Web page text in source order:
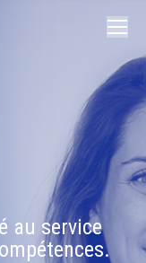
au service